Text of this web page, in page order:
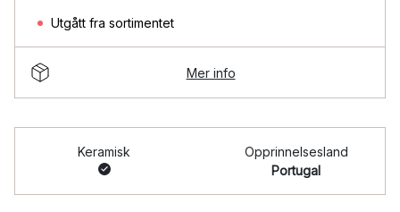
Utgått fra sortimentet
Mer info
Keramisk
Opprinnelsesland
Portugal